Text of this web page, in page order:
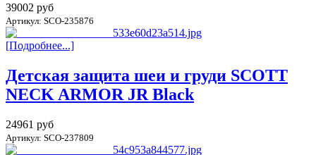
39002 руб
Артикул: SCO-235876
[Подробнее...]
Детская защита шеи и груди SCOTT
NECK ARMOR JR Black
24961 руб
Артикул: SCO-237809